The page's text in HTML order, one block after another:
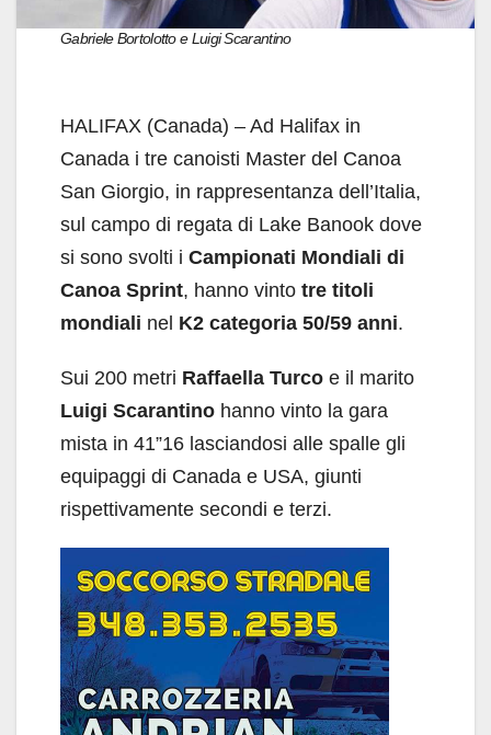
Gabriele Bortolotto e Luigi Scarantino
HALIFAX (Canada) – Ad Halifax in
Canada i tre canoisti Master del Canoa
San Giorgio, in rappresentanza dell’Italia,
sul campo di regata di Lake Banook dove
si sono svolti i Campionati Mondiali di
Canoa Sprint, hanno vinto tre titoli
mondiali nel K2 categoria 50/59 anni.
Sui 200 metri Raffaella Turco e il marito
Luigi Scarantino hanno vinto la gara
mista in 41”16 lasciandosi alle spalle gli
equipaggi di Canada e USA, giunti
rispettivamente secondi e terzi.